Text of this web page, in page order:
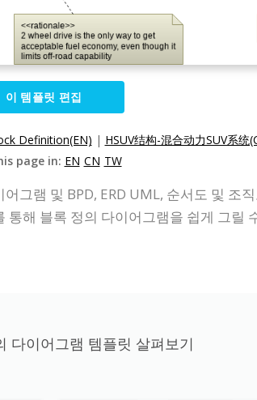
이 템플릿 편집
Definition(EN) | HSUV结构-混合动力SUV系统
page in: EN CN TW
그램 및 BPD, ERD UML, 순서도 및 조
해 블록 정의 다이어그램을 쉽게 그릴
다이어그램 템플릿 살펴보기